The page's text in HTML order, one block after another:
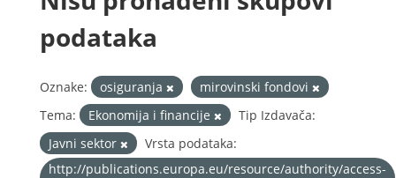
podataka
Oznake: osiguranja
mirovinski fondovi
Tema:
Ekonomija i financije
Tip Izdavača:
Javni sektor
Vrsta podataka:
http://publications.europa.eu/resource/authority/access-